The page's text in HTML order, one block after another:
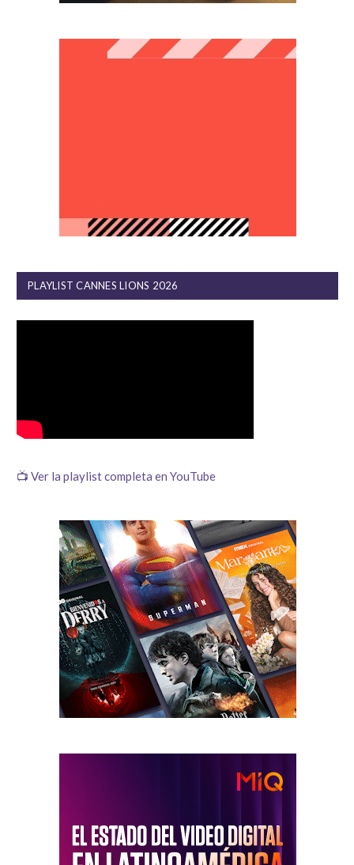
PLAYLIST CANNES LIONS 2026
📺 Ver la playlist completa en YouTube